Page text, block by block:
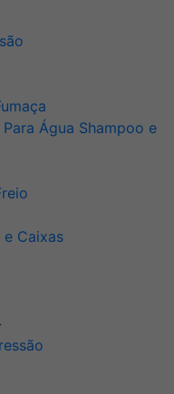
Água Shampoo e
Caixas